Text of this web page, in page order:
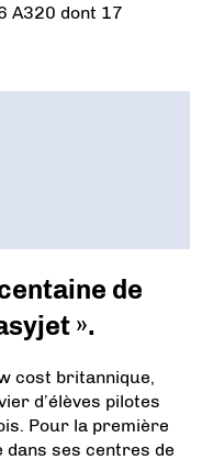
A320 dont 17
de
».
cost britannique,
d’élèves pilotes
Pour la première
dans ses centres de